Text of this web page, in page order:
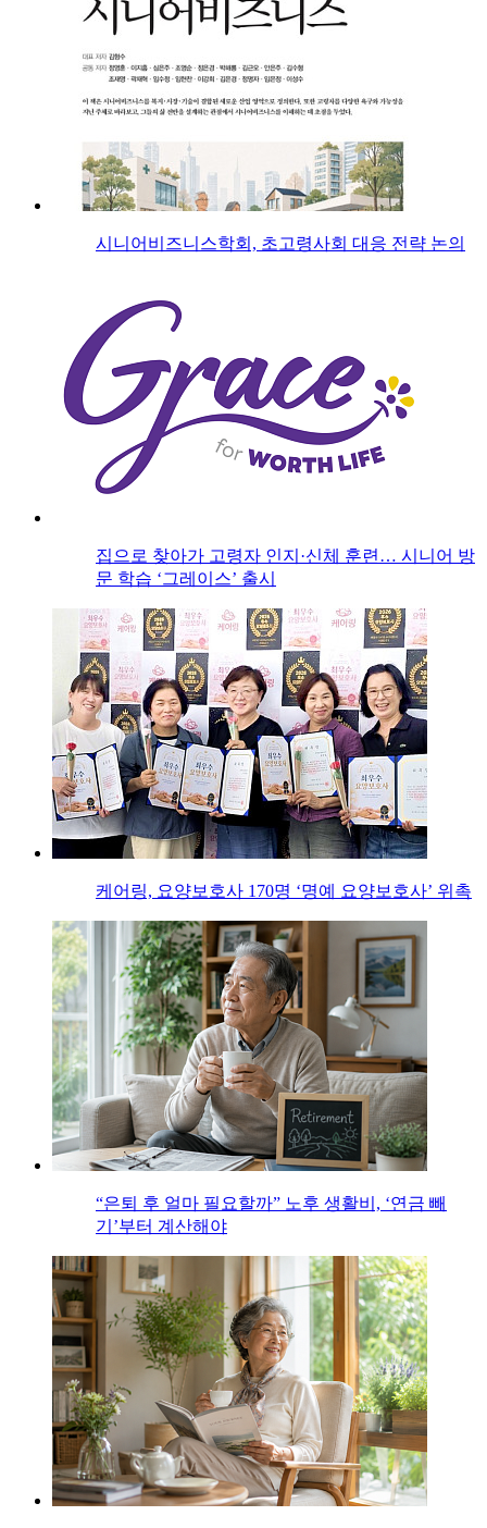
시니어비즈니스학회, 초고령사회 대응 전략 논의
집으로 찾아가 고령자 인지·신체 훈련… 시니어 방
문 학습 ‘그레이스’ 출시
케어링, 요양보호사 170명 ‘명예 요양보호사’ 위촉
“은퇴 후 얼마 필요할까” 노후 생활비, ‘연금 빼
기’부터 계산해야